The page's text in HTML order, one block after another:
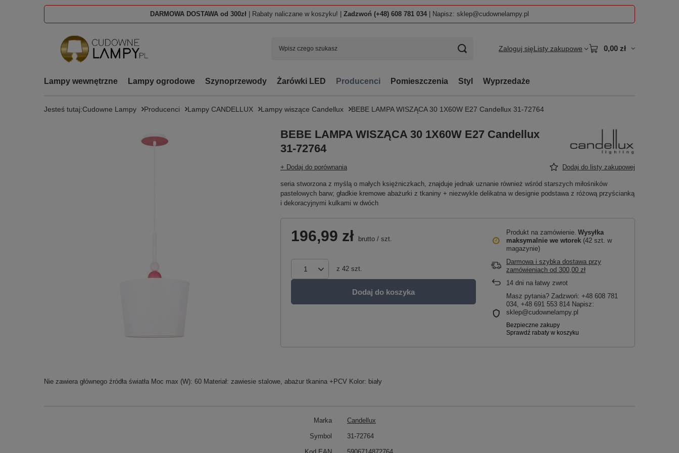
DARMOWA DOSTAWA od 300zł | Rabaty naliczane w koszyku! | Zadzwoń (+48) 608 781 034 | Napisz: sklep@cudownelampy.pl
Zaloguj sięListy zakupowe 0,00 zł
Lampy wewnętrzne Lampy ogrodowe Szynoprzewody Żarówki LED Producenci Pomieszczenia Styl Wyprzedaże
Jesteś tutaj:Cudowne Lampy Producenci Lampy CANDELLUX Lampy wiszące Candellux BEBE LAMPA WISZĄCA 30 1X60W E27 Candellux 31-72764
BEBE LAMPA WISZĄCA 30 1X60W E27 Candellux
31-72764
+ Dodaj do porównania Dodaj do listy zakupowej
seria stworzona z myślą o małych księżniczkach, znajduje jednak uznanie również wśród starszych miłośników
pastelowych barw; gładkie kremowe abażurki z tkaniny + niezwykle delikatna w designie podstawa z różową przyścianką
i dekoracyjnymi kulkami w dwóch
196,99 zł brutto / szt.
z 42 szt.
Dodaj do koszyka
Produkt na zamówienie Wysyłka
maksymalnie we wtorek (42 szt. w
magazynie)
Darmowa i szybka dostawa przy
zamówieniach od 300,00 zł
14 dni na łatwy zwrot
Masz pytania? Zadzwoń: +48 608 781
034, +48 691 553 814 Napisz:
sklep@cudownelampy.pl
Nie zawiera głównego źródła światła Moc max (W): 60 Materiał: zawiesie stalowe, abażur tkanina +PCV Kolor: biały
Marka Candellux
Symbol 31-72764